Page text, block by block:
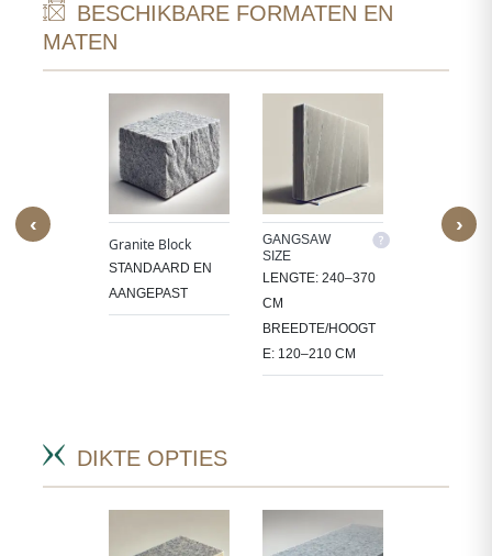
BESCHIKBARE FORMATEN EN
MATEN
‹
SIZE
Granite Block
STANDAARD EN
AANGEPAST
GANGSAW
SIZE
LENGTE: 240–370
CM
BREEDTE/HOOGT
E: 120–210 CM
CUTTER/
›
DIKTE OPTIES